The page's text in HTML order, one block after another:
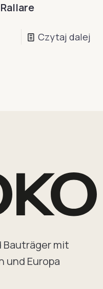
Czytaj dalej
mit
und Europa